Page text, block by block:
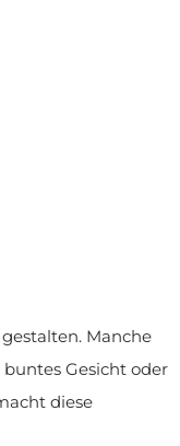
Manche
Gesicht oder
diese